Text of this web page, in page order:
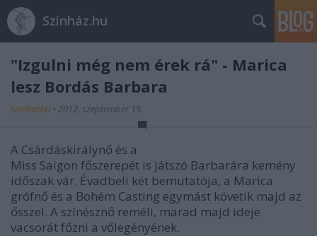
Színház.hu
"Izgulni még nem érek rá" - Marica
lesz Bordás Barbara
szinhazhu • 2012. szeptember 19.
A Csárdáskirálynő és a
Miss Saigon főszerepét is játszó Barbarára kemény
időszak vár. Évadbeli két bemutatója, a Marica
grófnő és a Bohém Casting egymást követik majd az
ősszel. A színésznő reméli, marad majd ideje
vacsorát főzni a vőlegényének.